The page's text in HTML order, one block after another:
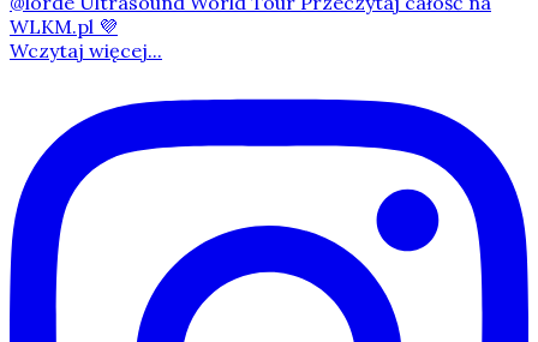
Wczytaj więcej...